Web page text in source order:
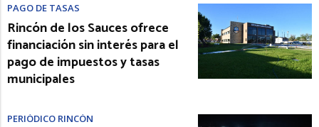
PAGO DE TASAS
Rincón de los Sauces ofrece
financiación sin interés para el
pago de impuestos y tasas
municipales
PERIÓDICO RINCÓN